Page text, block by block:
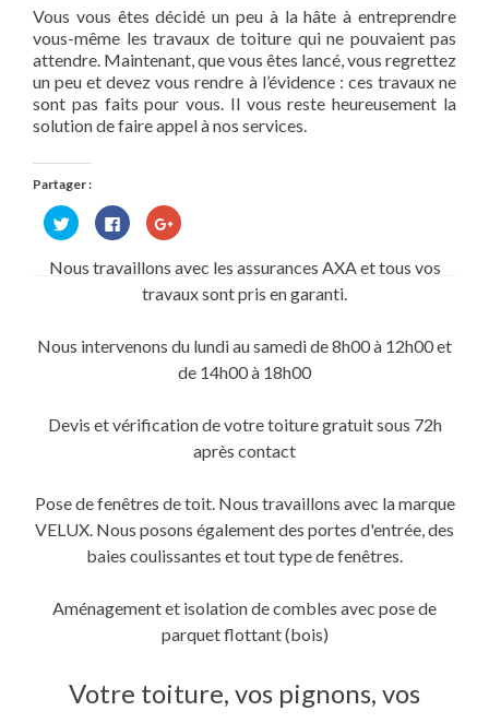
Vous vous êtes décidé un peu à la hâte à entreprendre
vous-même les travaux de toiture qui ne pouvaient pas
attendre. Maintenant, que vous êtes lancé, vous regrettez
un peu et devez vous rendre à l’évidence : ces travaux ne
sont pas faits pour vous. Il vous reste heureusement la
solution de faire appel à nos services.
Partager :
Cliquez
pour
partager
Twitter(ouvre
Cliquez
pour
partager
sur
Facebook(ouvre
dans
une
Cliquez
pour
Google+
dans
fenêtre)
Nous travaillons avec les assurances AXA et tous vos
travaux sont pris en garanti.
Nous intervenons du lundi au samedi de 8h00 à 12h00 et
de 14h00 à 18h00
Devis et vérification de votre toiture gratuit sous 72h
après contact
Pose de fenêtres de toit. Nous travaillons avec la marque
VELUX. Nous posons également des portes d'entrée, des
baies coulissantes et tout type de fenêtres.
Aménagement et isolation de combles avec pose de
parquet flottant (bois)
Votre toiture, vos pignons, vos